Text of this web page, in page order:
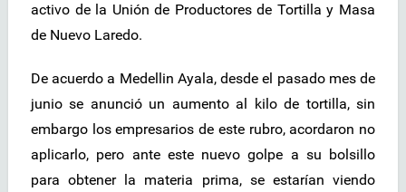
activo de la Unión de Productores de Tortilla y Masa
de Nuevo Laredo.
De acuerdo a Medellin Ayala, desde el pasado mes de
junio se anunció un aumento al kilo de tortilla, sin
embargo los empresarios de este rubro, acordaron no
aplicarlo, pero ante este nuevo golpe a su bolsillo
para obtener la materia prima, se estarían viendo